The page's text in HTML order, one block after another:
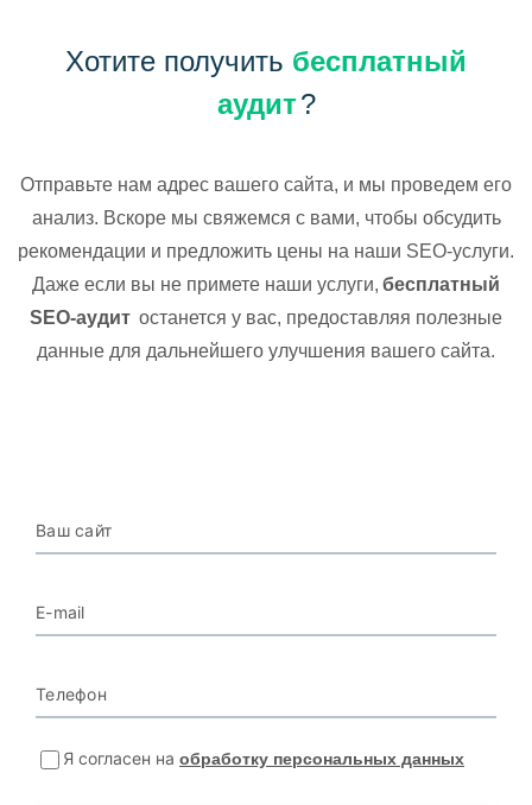
Хотите получить бесплатный
аудит?
Отправьте нам адрес вашего сайта, и мы проведем его
анализ. Вскоре мы свяжемся с вами, чтобы обсудить
рекомендации и предложить цены на наши SEO-услуги.
Даже если вы не примете наши услуги, бесплатный
SEO-аудит останется у вас, предоставляя полезные
данные для дальнейшего улучшения вашего сайта.
Ваш сайт
E-mail
Телефон
Я согласен на обработку персональных данных